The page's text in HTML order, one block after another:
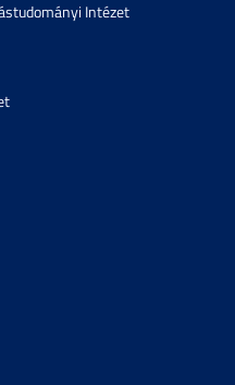
Intézet